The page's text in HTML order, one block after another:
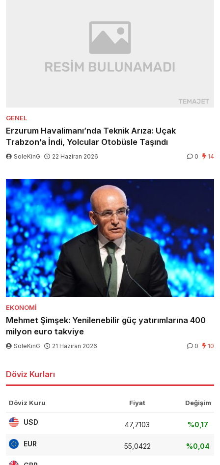
GENEL
Erzurum Havalimanı’nda Teknik Arıza: Uçak
Trabzon’a İndi, Yolcular Otobüsle Taşındı
SoleKinG 22 Haziran 2026 0 14
EKONOMI
Mehmet Şimşek: Yenilenebilir güç yatırımlarına 400
milyon euro takviye
SoleKinG 21 Haziran 2026 0 10
Döviz Kurları
Döviz Kuru Fiyat Değişim
USD 47,7103 %0,17
EUR 55,0422 %0,04